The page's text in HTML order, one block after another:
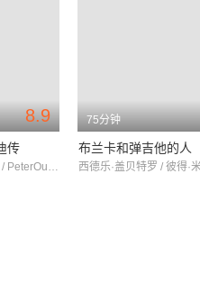
8.9
传
李云迪 / SeijiOzawa / PeterOundjian
75分钟
布兰卡和弹吉他的人